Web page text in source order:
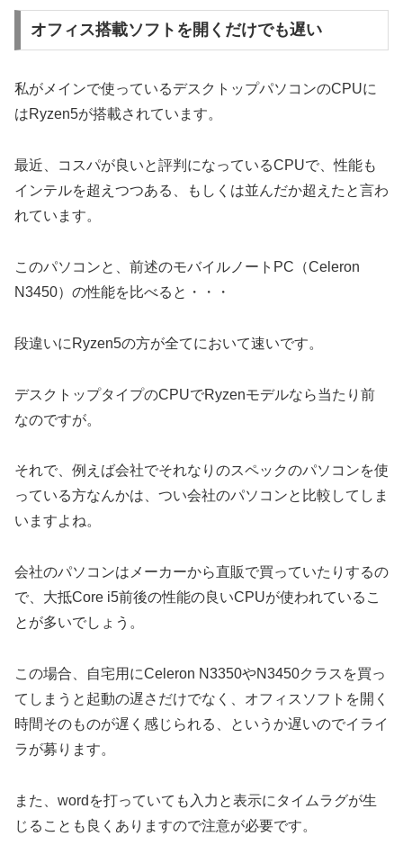
オフィス搭載ソフトを開くだけでも遅い
私がメインで使っているデスクトップパソコンのCPUに
はRyzen5が搭載されています。
最近、コスパが良いと評判になっているCPUで、性能も
インテルを超えつつある、もしくは並んだか超えたと言わ
れています。
このパソコンと、前述のモバイルノートPC（Celeron
N3450）の性能を比べると・・・
段違いにRyzen5の方が全てにおいて速いです。
デスクトップタイプのCPUでRyzenモデルなら当たり前
なのですが。
それで、例えば会社でそれなりのスペックのパソコンを使
っている方なんかは、つい会社のパソコンと比較してしま
いますよね。
会社のパソコンはメーカーから直販で買っていたりするの
で、大抵Core i5前後の性能の良いCPUが使われているこ
とが多いでしょう。
この場合、自宅用にCeleron N3350やN3450クラスを買っ
てしまうと起動の遅さだけでなく、オフィスソフトを開く
時間そのものが遅く感じられる、というか遅いのでイライ
ラが募ります。
また、wordを打っていても入力と表示にタイムラグが生
じることも良くありますので注意が必要です。